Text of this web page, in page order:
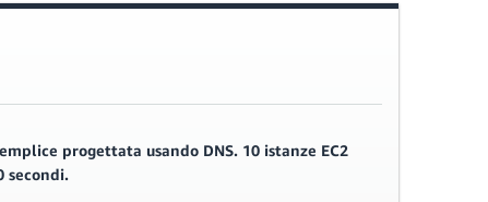
progettata usando DNS. 10 istanze EC2
secondi.